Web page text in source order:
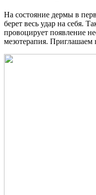
На состояние дермы в
берет весь удар на себя.
провоцирует появление
мезотерапия. Приглашаем